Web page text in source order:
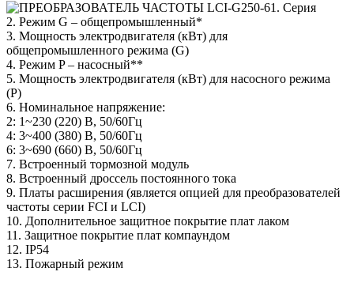
1. Серия
2. Режим G – общепромышленный*
3. Мощность электродвигателя (кВт) для
общепромышленного режима (G)
4. Режим P – насосный**
5. Мощность электродвигателя (кВт) для насосного режима
(P)
6. Номинальное напряжение:
2: 1~230 (220) В, 50/60Гц
4: 3~400 (380) В, 50/60Гц
6: 3~690 (660) В, 50/60Гц
7. Встроенный тормозной модуль
8. Встроенный дроссель постоянного тока
9. Платы расширения (является опцией для преобразователей
частоты серии FCI и LCI)
10. Дополнительное защитное покрытие плат лаком
11. Защитное покрытие плат компаундом
12. IP54
13. Пожарный режим